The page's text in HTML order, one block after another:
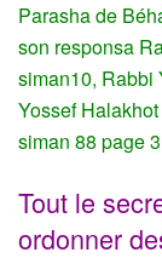
Parasha de
son responsa
siman10, Rabbi
Yossef
siman 88 page
Tout le
ordonner